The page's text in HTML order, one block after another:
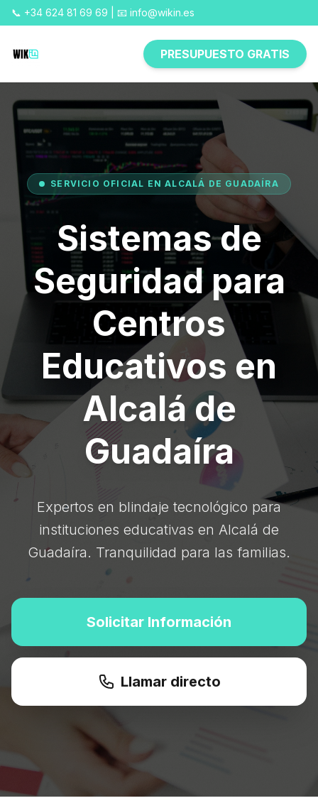
📞 +34 624 81 69 69 | 📧 info@wikin.es
PRESUPUESTO GRATIS
SERVICIO OFICIAL EN ALCALÁ DE GUADAÍRA
Sistemas de
Seguridad para
Centros
Educativos en
Alcalá de
Guadaíra
Expertos en blindaje tecnológico para
instituciones educativas en Alcalá de
Guadaíra. Tranquilidad para las familias.
Solicitar Información
Llamar directo